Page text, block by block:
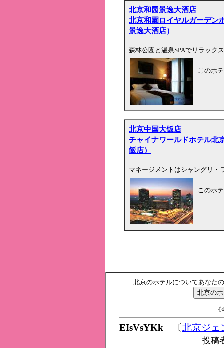
北京和园景逸大酒店
北京和園ロイヤルガーデン
景逸大酒店）
森林公園と温泉SPAでリラック
このホ
北京中国大饭店
チャイナワールドホテル北
飯店）
マネージメントはシャングリ・
このホ
北京のホテルについてあなた
EIsVsYKk 〔北京ジェ
投稿